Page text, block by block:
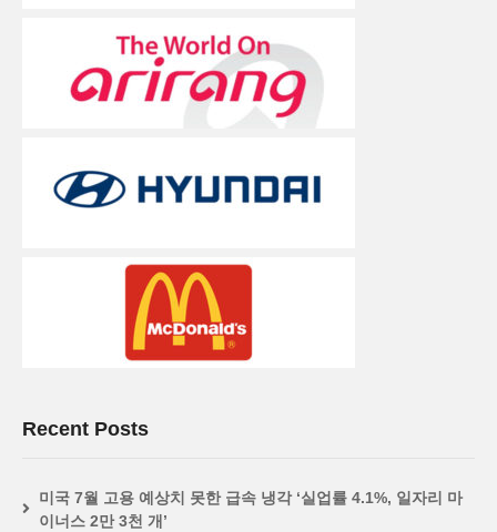
Recent Posts
미국 7월 고용 예상치 못한 급속 냉각 ‘실업률 4.1%, 일자리 마
이너스 2만 3천 개’